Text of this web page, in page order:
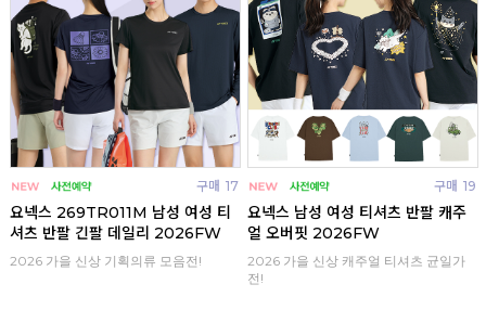
구매 17
요넥스 269TR011M 남성 여성 티
셔츠 반팔 긴팔 데일리 2026FW
2026 가을 신상 기획의류 모음전!
구매 19
요넥스 남성 여성 티셔츠 반팔 캐주
얼 오버핏 2026FW
2026 가을 신상 캐주얼 티셔츠 균일가
전!